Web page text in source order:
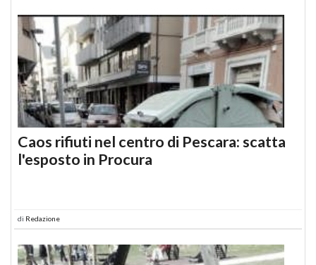
Caos rifiuti nel centro di Pescara: scatta
l'esposto in Procura
di Redazione